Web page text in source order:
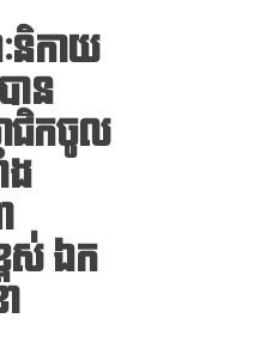
កាយ
ាន
ជិកចូល
ង
ស់​ ឯក